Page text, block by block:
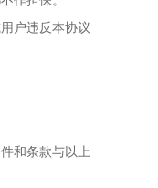
户违反本协议
和条款与以上